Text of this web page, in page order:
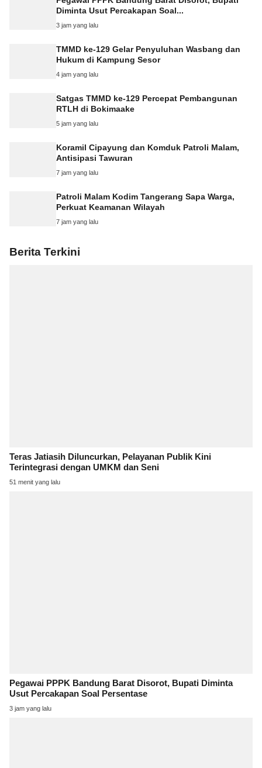
Diminta Usut Percakapan Soal...
3 jam yang lalu
TMMD ke-129 Gelar Penyuluhan Wasbang dan
Hukum di Kampung Sesor
4 jam yang lalu
Satgas TMMD ke-129 Percepat Pembangunan
RTLH di Bokimaake
5 jam yang lalu
Koramil Cipayung dan Komduk Patroli Malam,
Antisipasi Tawuran
7 jam yang lalu
Patroli Malam Kodim Tangerang Sapa Warga,
Perkuat Keamanan Wilayah
7 jam yang lalu
Berita Terkini
Teras Jatiasih Diluncurkan, Pelayanan Publik Kini
Terintegrasi dengan UMKM dan Seni
51 menit yang lalu
Pegawai PPPK Bandung Barat Disorot, Bupati Diminta
Usut Percakapan Soal Persentase
3 jam yang lalu